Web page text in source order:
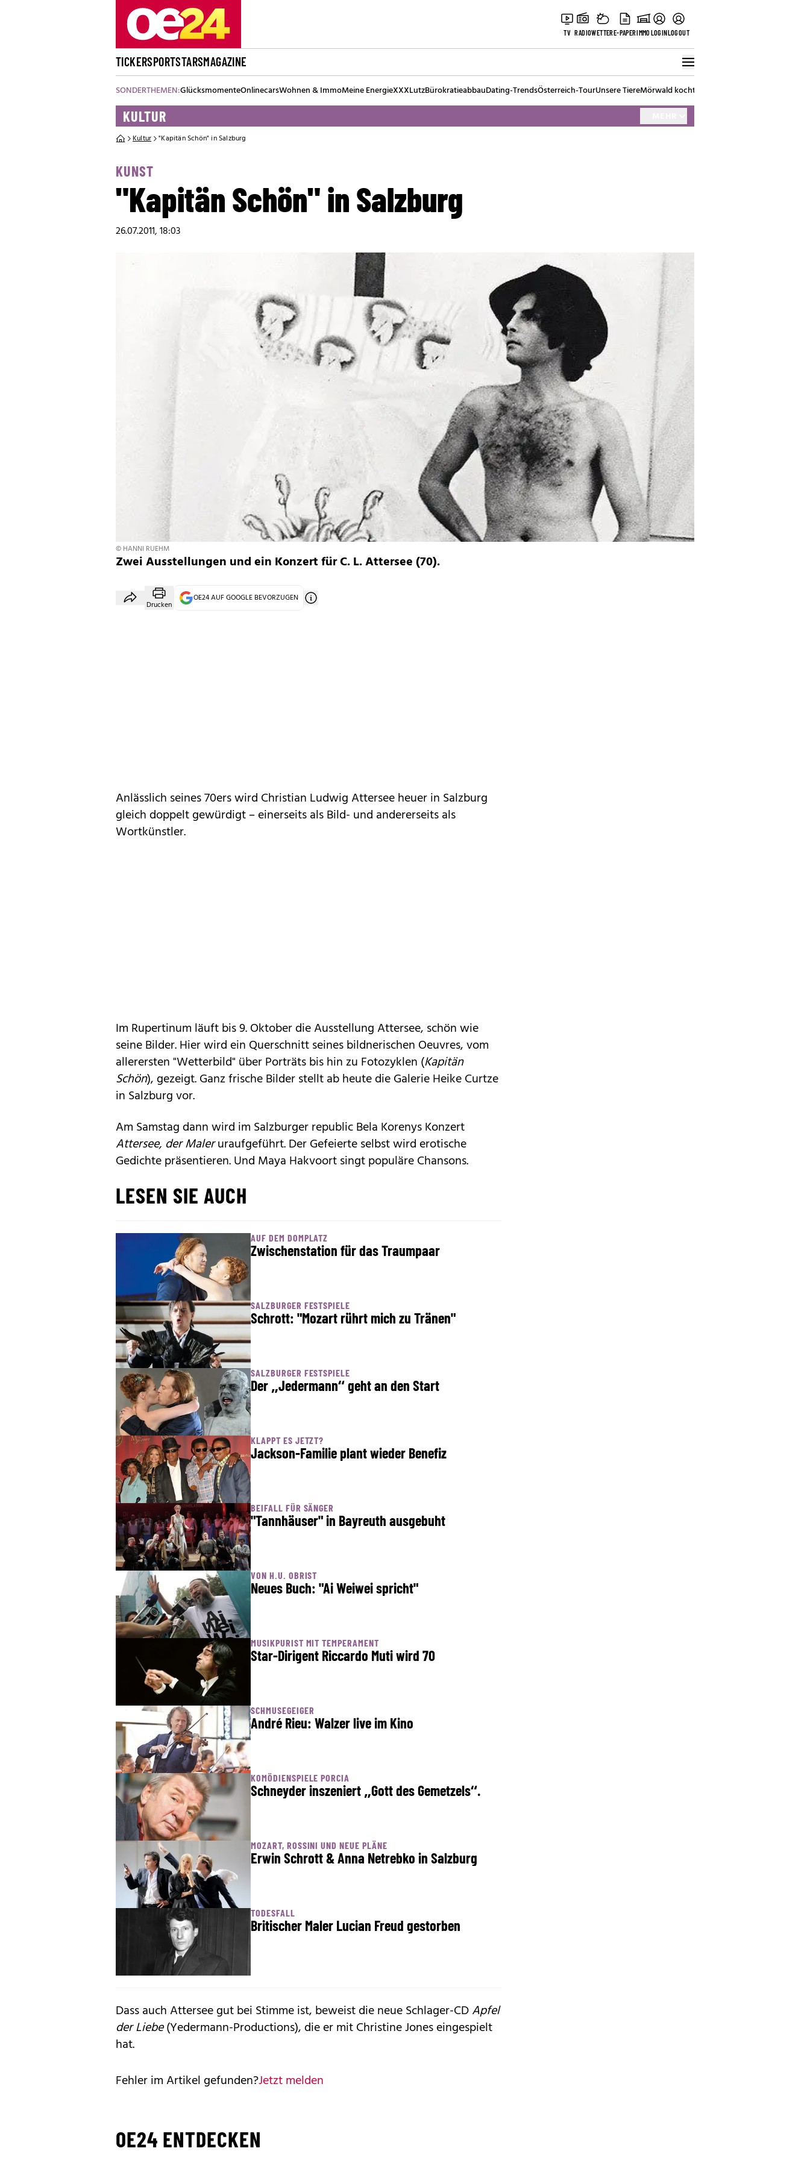
TV RADIOWETTERE-PAPERIMMOLOGINLOGOUT
TICKERSPORTSTARSMAGAZINE
SONDERTHEMEN:GlücksmomenteOnlinecarsWohnen & ImmoMeine EnergieXXXLutzBürokratieabbauDating-TrendsÖsterreich-TourUnsere TiereMörwald kocht
KULTUR
Kultur "Kapitän Schön" in Salzburg
KUNST
"Kapitän Schön" in Salzburg
26.07.2011, 18:03
© HANNI RUEHM
Zwei Ausstellungen und ein Konzert für C. L. Attersee (70).
Drucken
OE24 AUF GOOGLE BEVORZUGEN
Anlässlich seines 70ers wird Christian Ludwig Attersee heuer in Salzburg
gleich doppelt gewürdigt – einerseits als Bild- und andererseits als
Wortkünstler.
Im Rupertinum läuft bis 9. Oktober die Ausstellung Attersee, schön wie
seine Bilder. Hier wird ein Querschnitt seines bildnerischen Oeuvres, vom
allerersten "Wetterbild" über Porträts bis hin zu Fotozyklen (Kapitän
Schön), gezeigt. Ganz frische Bilder stellt ab heute die Galerie Heike Curtze
in Salzburg vor.
Am Samstag dann wird im Salzburger republic Bela Korenys Konzert
Attersee, der Maleruraufgeführt. Der Gefeierte selbst wird erotische
Gedichte präsentieren. Und Maya Hakvoort singt populäre Chansons.
LESEN SIE AUCH
AUF DEM DOMPLATZ
Zwischenstation für das Traumpaar
SALZBURGER FESTSPIELE
Schrott: "Mozart rührt mich zu Tränen"
SALZBURGER FESTSPIELE
Der „Jedermann“ geht an den Start
KLAPPT ES JETZT?
Jackson-Familie plant wieder Benefiz
BEIFALL FÜR SÄNGER
"Tannhäuser" in Bayreuth ausgebuht
VON H.U. OBRIST
Neues Buch: "Ai Weiwei spricht"
MUSIKPURIST MIT TEMPERAMENT
Star-Dirigent Riccardo Muti wird 70
SCHMUSEGEIGER
André Rieu: Walzer live im Kino
KOMÖDIENSPIELE PORCIA
Schneyder inszeniert „Gott des Gemetzels“.
MOZART, ROSSINI UND NEUE PLÄNE
Erwin Schrott & Anna Netrebko in Salzburg
TODESFALL
Britischer Maler Lucian Freud gestorben
Dass auch Attersee gut bei Stimme ist, beweist die neue Schlager-CDApfel
der Liebe(Yedermann-Productions), die er mit Christine Jones eingespielt
hat.
Fehler im Artikel gefunden?Jetzt melden
OE24 ENTDECKEN